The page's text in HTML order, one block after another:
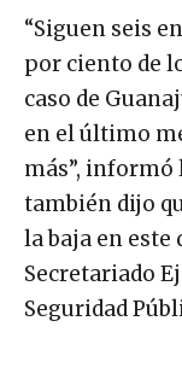
“Siguen seis
por ciento de
caso de
en el último
más”,
también dijo
la baja en este
Secretariado
Seguridad